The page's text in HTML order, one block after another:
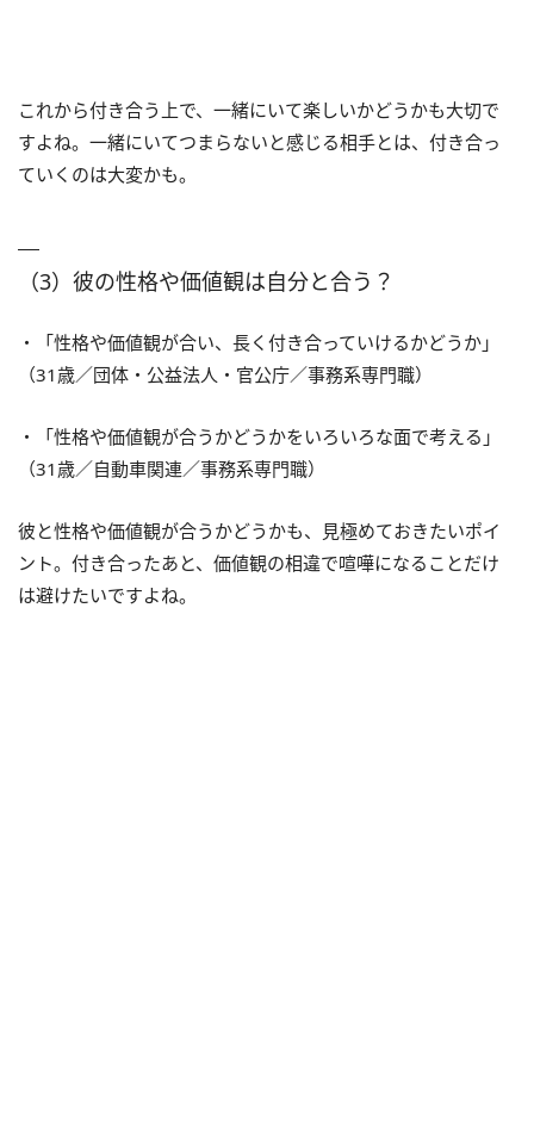
これから付き合う上で、一緒にいて楽しいかどうかも大切で
すよね。一緒にいてつまらないと感じる相手とは、付き合っ
ていくのは大変かも。
（3）彼の性格や価値観は自分と合う？
・「性格や価値観が合い、長く付き合っていけるかどうか」
（31歳／団体・公益法人・官公庁／事務系専門職）
・「性格や価値観が合うかどうかをいろいろな面で考える」
（31歳／自動車関連／事務系専門職）
彼と性格や価値観が合うかどうかも、見極めておきたいポイ
ント。付き合ったあと、価値観の相違で喧嘩になることだけ
は避けたいですよね。